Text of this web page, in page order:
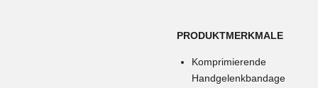
PRODUKTMERKMALE
Komprimierende
Handgelenkbandage